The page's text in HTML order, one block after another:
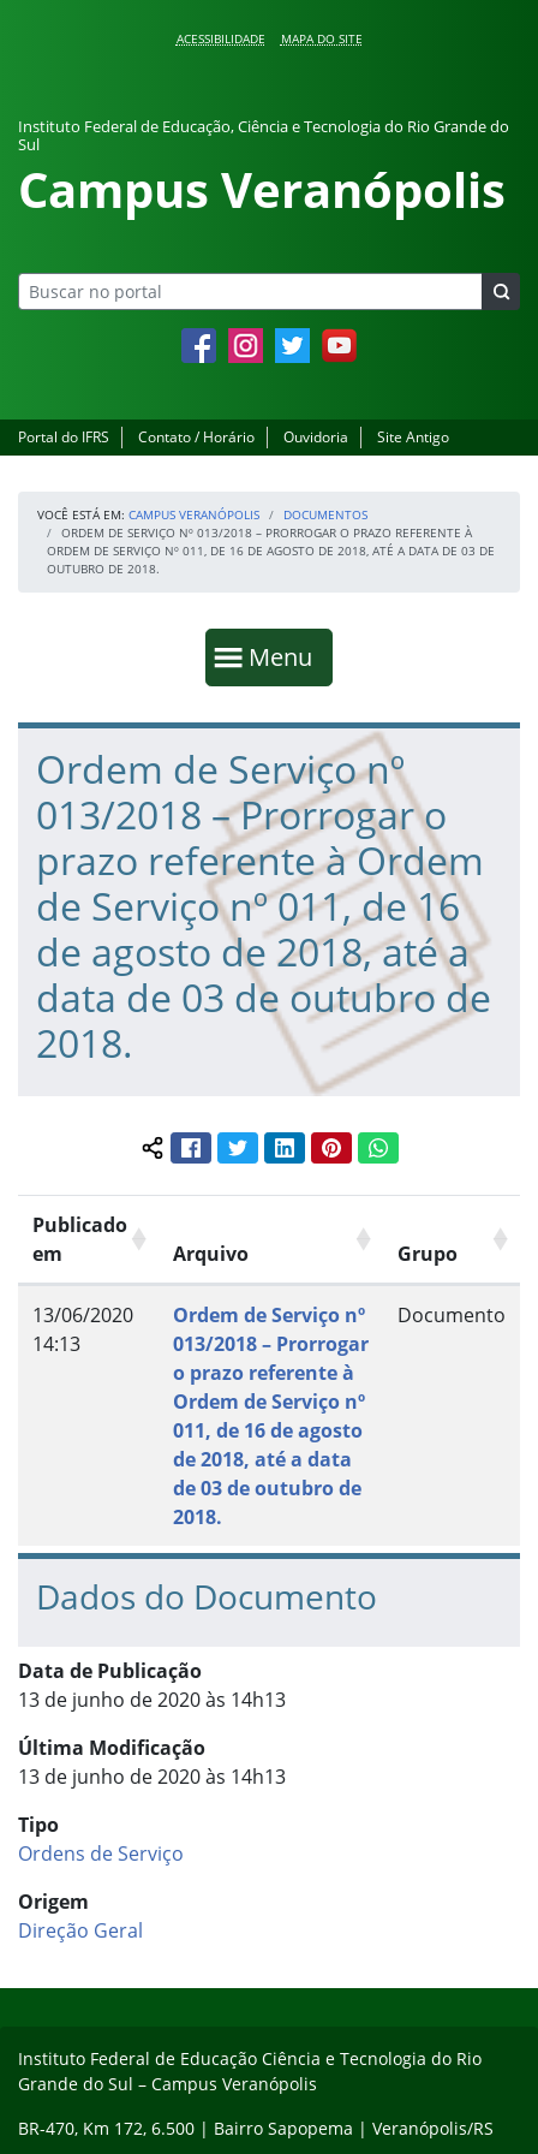
ACESSIBILIDADE MAPA DO SITE
Instituto Federal de Educação, Ciência e Tecnologia do Rio Grande do
Sul
Campus Veranópolis
FacebookInstagramTwitter YouTube
Portal do IFRS Contato / Horário Ouvidoria Site Antigo
VOCÊ ESTÁ EM: CAMPUS VERANÓPOLIS
DOCUMENTOS
ORDEM DE SERVIÇO Nº 013/2018 – PRORROGAR O PRAZO REFERENTE À
ORDEM DE SERVIÇO Nº 011, DE 16 DE AGOSTO DE 2018, ATÉ A DATA DE 03 DE
OUTUBRO DE 2018.
Mostrar
Menu
Fim da navegação
Início do conteúdo
Ordem de Serviço nº
013/2018 – Prorrogar o
prazo referente à Ordem
de Serviço nº 011, de 16
de agosto de 2018, até a
data de 03 de outubro de
2018.
Compartilhar conteúdo:
FacebookTwitterLinkedInPinterestWhatsApp
Publicado
em
Arquivo Grupo
13/06/2020
14:13
Ordem de Serviço nº
013/2018 – Prorrogar
o prazo referente à
Ordem de Serviço nº
011, de 16 de agosto
de 2018, até a data
de 03 de outubro de
2018.
Documento
Dados do Documento
Data de Publicação
13 de junho de 2020 às 14h13
Última Modificação
13 de junho de 2020 às 14h13
Tipo
Ordens de Serviço
Origem
Direção Geral
Instituto Federal de Educação Ciência e Tecnologia do Rio
Grande do Sul – Campus Veranópolis
BR-470, Km 172, 6.500 | Bairro Sapopema | Veranópolis/RS